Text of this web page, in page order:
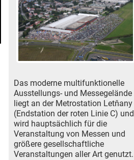
Das moderne multifunktionelle
Ausstellungs- und Messegelände
liegt an der Metrostation Letňany
(Endstation der roten Linie C) und
wird hauptsächlich für die
Veranstaltung von Messen und
größere gesellschaftliche
Veranstaltungen aller Art genutzt.